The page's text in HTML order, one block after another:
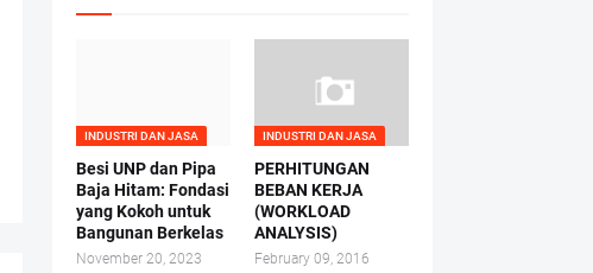
INDUSTRI DAN JASA
Besi UNP dan Pipa
Baja Hitam: Fondasi
yang Kokoh untuk
Bangunan Berkelas
November 20, 2023
INDUSTRI DAN JASA
PERHITUNGAN
BEBAN KERJA
(WORKLOAD
ANALYSIS)
February 09, 2016